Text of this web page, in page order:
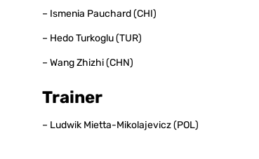
– Ismenia Pauchard (CHI)
– Hedo Turkoglu (TUR)
– Wang Zhizhi (CHN)
Trainer
– Ludwik Mietta-Mikolajevicz (POL)